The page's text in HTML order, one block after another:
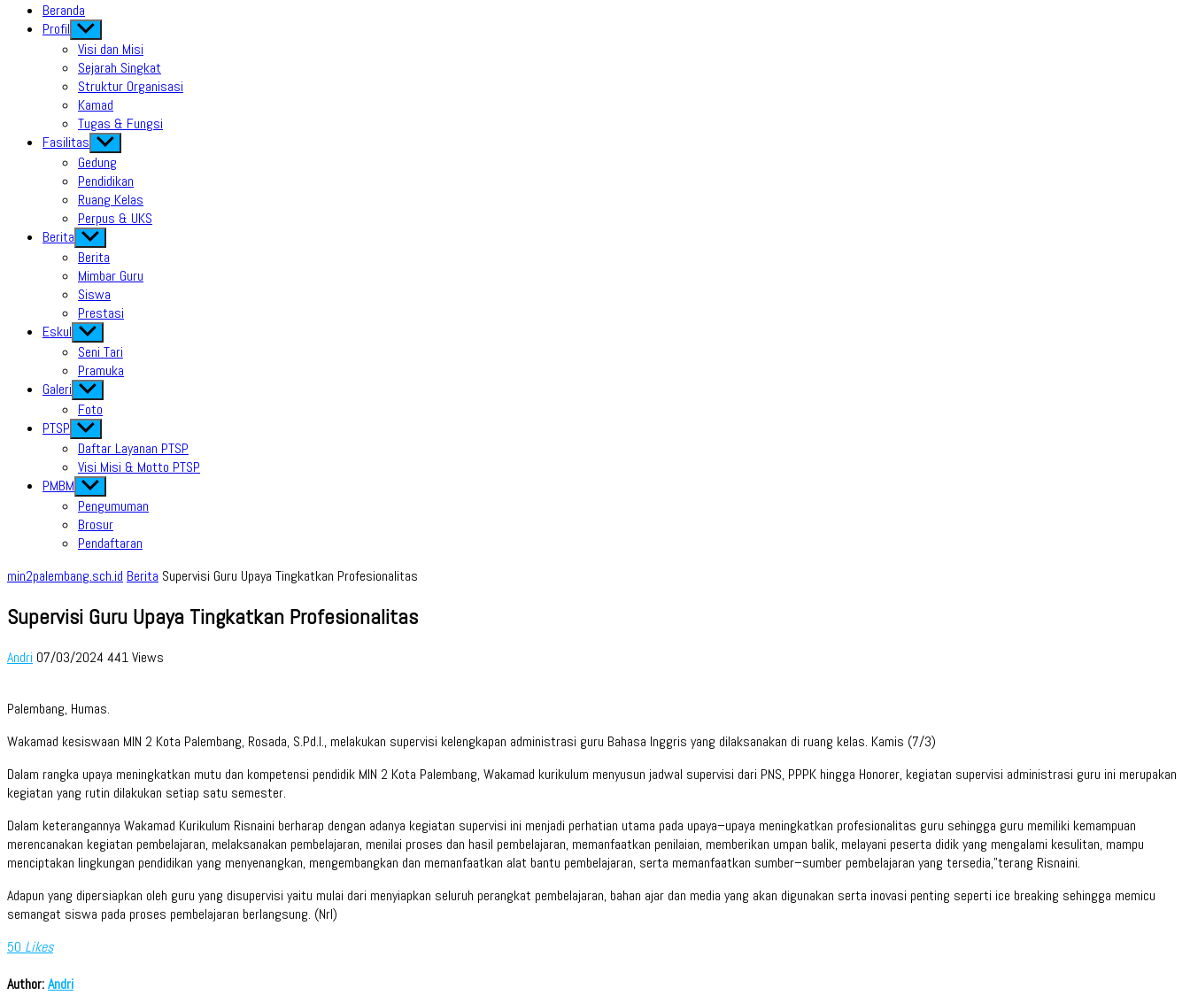
Beranda
Profil Show
sub
menu
Visi dan Misi
Sejarah Singkat
Struktur Organisasi
Kamad
Tugas & Fungsi
Fasilitas Show
sub
menu
Gedung
Pendidikan
Ruang Kelas
Perpus & UKS
Berita Show
sub
menu
Berita
Mimbar Guru
Siswa
Prestasi
Eskul Show
sub
menu
Seni Tari
Pramuka
Galeri Show
sub
menu
Foto
PTSP Show
sub
menu
Daftar Layanan PTSP
Visi Misi & Motto PTSP
PMBM Show
sub
menu
Pengumuman
Brosur
Pendaftaran
min2palembang.sch.id Berita Supervisi Guru Upaya Tingkatkan Profesionalitas
Supervisi Guru Upaya Tingkatkan Profesionalitas
Andri 07/03/2024 441 Views
Palembang, Humas.
Wakamad kesiswaan MIN 2 Kota Palembang, Rosada, S.Pd.I., melakukan supervisi kelengkapan administrasi guru Bahasa Inggris yang dilaksanakan di ruang kelas. Kamis (7/3)
Dalam rangka upaya meningkatkan mutu dan kompetensi pendidik MIN 2 Kota Palembang, Wakamad kurikulum menyusun jadwal supervisi dari PNS, PPPK hingga Honorer, kegiatan supervisi administrasi guru ini merupakan
kegiatan yang rutin dilakukan setiap satu semester.
Dalam keterangannya Wakamad Kurikulum Risnaini berharap dengan adanya kegiatan supervisi ini menjadi perhatian utama pada upaya–upaya meningkatkan profesionalitas guru sehingga guru memiliki kemampuan
merencanakan kegiatan pembelajaran, melaksanakan pembelajaran, menilai proses dan hasil pembelajaran, memanfaatkan penilaian, memberikan umpan balik, melayani peserta didik yang mengalami kesulitan, mampu
menciptakan lingkungan pendidikan yang menyenangkan, mengembangkan dan memanfaatkan alat bantu pembelajaran, serta memanfaatkan sumber–sumber pembelajaran yang tersedia,”terang Risnaini.
Adapun yang dipersiapkan oleh guru yang disupervisi yaitu mulai dari menyiapkan seluruh perangkat pembelajaran, bahan ajar dan media yang akan digunakan serta inovasi penting seperti ice breaking sehingga memicu
semangat siswa pada proses pembelajaran berlangsung. (Nrl)
50 Likes
Author:Andri